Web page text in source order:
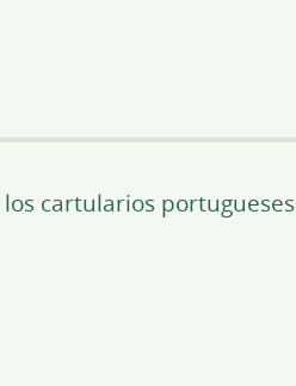
cartularios portugueses